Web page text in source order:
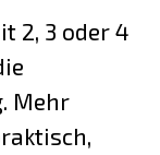
2, 3 oder 4
Mehr